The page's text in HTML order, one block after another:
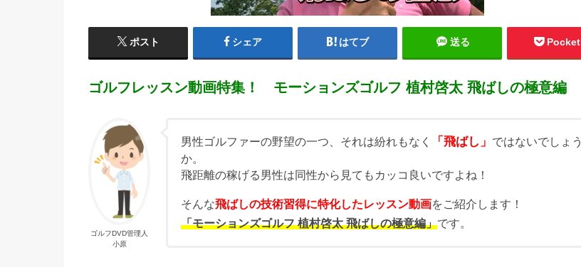
ポスト シェア はてブ 送る Pocket
ゴルフレッスン動画特集！ モーションズゴルフ 植村啓太 飛ばしの極意編
ゴルフDVD管理人
小原
男性ゴルファーの野望の一つ、それは紛れもなく 「飛ばし」 ではないでしょう
か。
飛距離の稼げる男性は同性から見てもカッコ良いですよね！
そんな飛ばしの技術習得に特化したレッスン動画をご紹介します！
「モーションズゴルフ 植村啓太 飛ばしの極意編」です。